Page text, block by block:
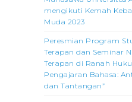
mengikuti Kemah
Muda 2023
Peresmian Program
Terapan dan Seminar
Terapan di Ranah
Pengajaran Bahasa:
dan Tantangan”